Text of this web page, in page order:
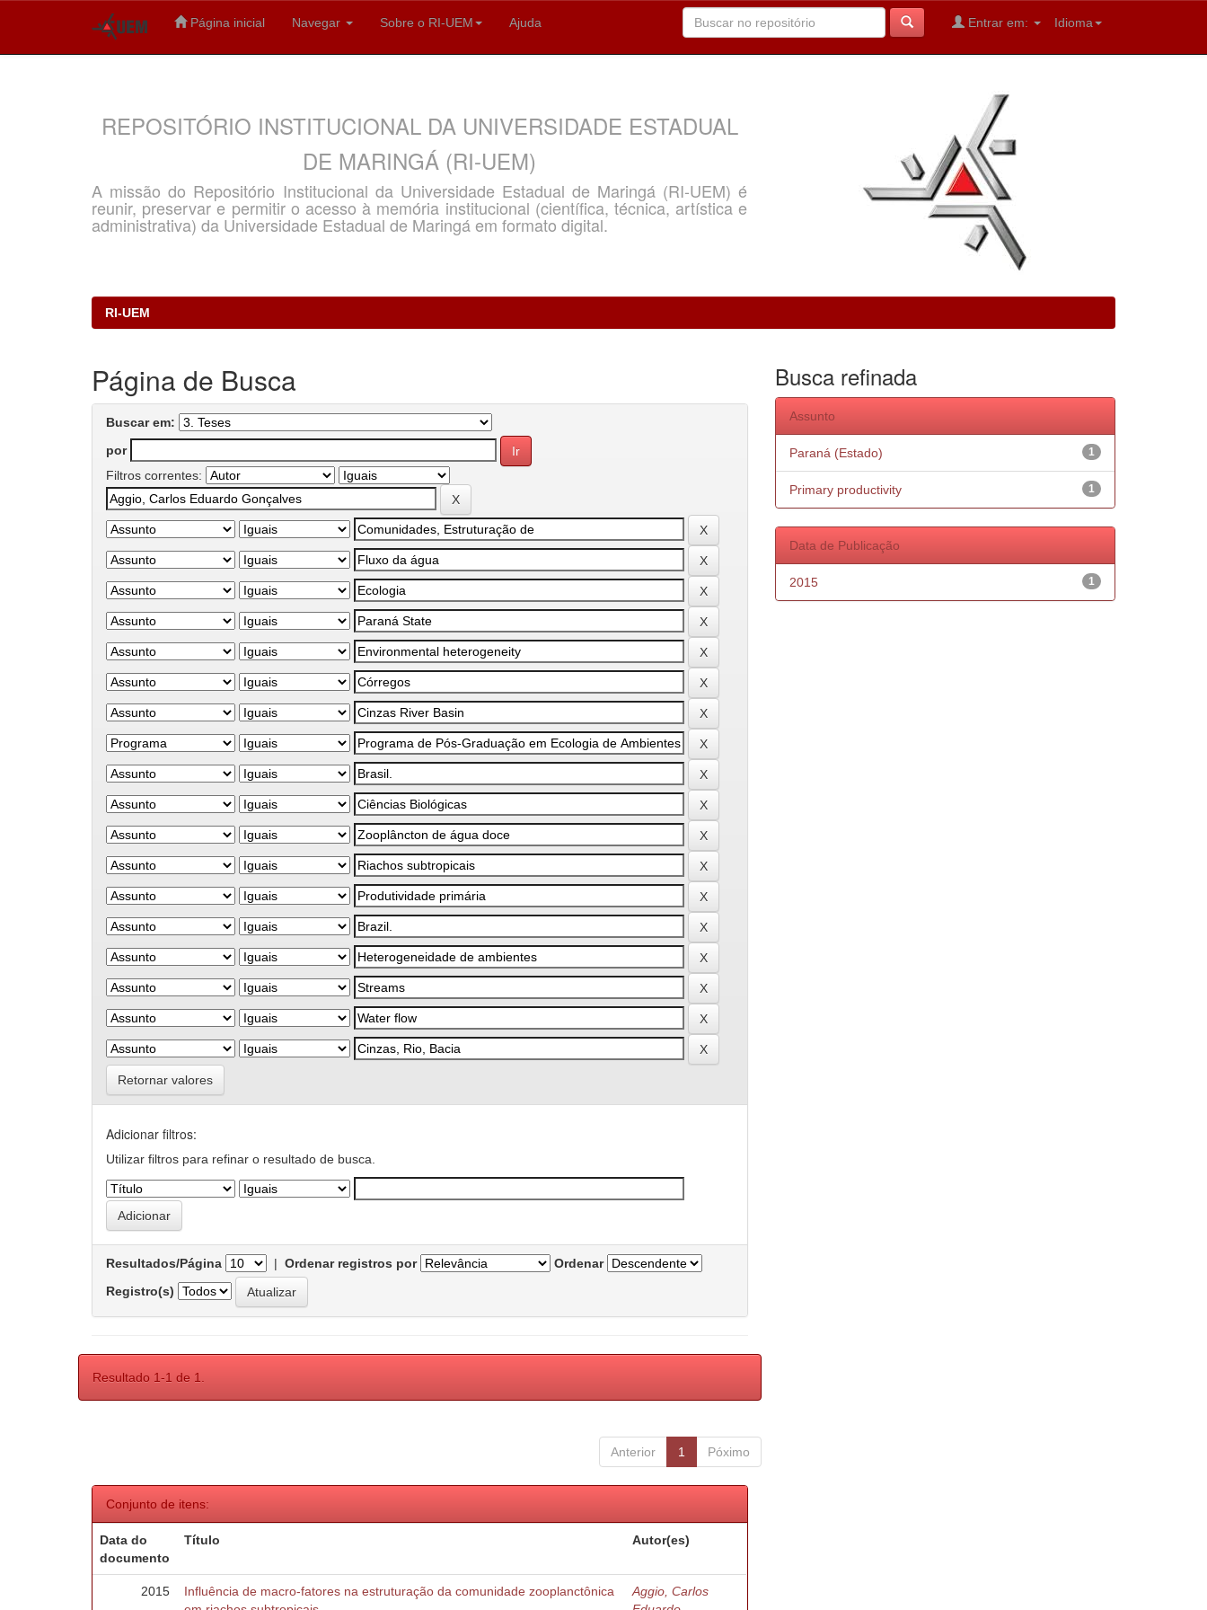
Página inicial Navegar Sobre o RI-UEM Ajuda Idioma
Entrar em:
REPOSITÓRIO INSTITUCIONAL DA UNIVERSIDADE ESTADUAL
DE MARINGÁ (RI-UEM)
A missão do Repositório Institucional da Universidade Estadual de Maringá (RI-UEM) é
reunir, preservar e permitir o acesso à memória institucional (científica, técnica, artística e
administrativa) da Universidade Estadual de Maringá em formato digital.
RI-UEM
Página de Busca
Buscar em:
por
Filtros correntes:
Retornar valores
Adicionar filtros:
Utilizar filtros para refinar o resultado de busca.
Resultados/Página | Ordenar registros por
Ordenar
Registro(s)
Resultado 1-1 de 1.
Anterior 1 Póximo
Conjunto de itens:
Data do
documento
Título Autor(es)
2015
Influência de macro-fatores na estruturação da comunidade zooplanctônica
Aggio, Carlos
Busca refinada
Assunto
1
Paraná (Estado)
1
Primary productivity
Data de Publicação
1
2015